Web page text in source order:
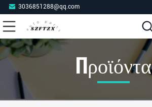
3036851288@qq.com
Προϊόντα